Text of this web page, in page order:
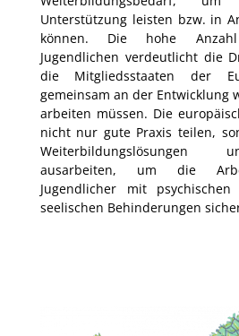
Unterstützung leisten bzw. in
können. Die hohe
Jugendlichen verdeutlicht die
die Mitgliedsstaaten der
gemeinsam an der Entwicklung
arbeiten müssen. Die
nicht nur gute Praxis teilen,
Weiterbildungslösungen
ausarbeiten, um die
Jugendlicher mit
seelischen Behinderungen